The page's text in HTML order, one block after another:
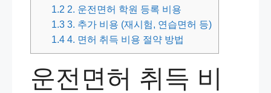
1.2 2. 운전면허 학원 등록 비용
1.3 3. 추가 비용 (재시험, 연습면허 등)
1.4 4. 면허 취득 비용 절약 방법
운전면허 취득 비